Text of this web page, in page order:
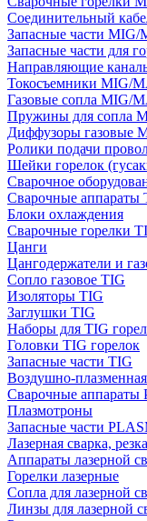
Соединительный
Запасные части MIG/
Запасные части для
Направляющие
Токосъемники MIG/
Газовые сопла MIG/
Пружины для сопла
Диффузоры газовые
Ролики подачи
Шейки горелок
Сварочное
Сварочные аппараты
Блоки охлаждения
Сварочные горелки
Цанги
Цангодержатели и
Сопло газовое TIG
Изоляторы TIG
Заглушки TIG
Наборы для TIG
Головки TIG горелок
Запасные части TIG
Воздушно-
Сварочные
Плазмотроны
Запасные части
Лазерная сварка,
Аппараты лазерной
Горелки лазерные
Сопла для лазерной
Линзы для лазерной